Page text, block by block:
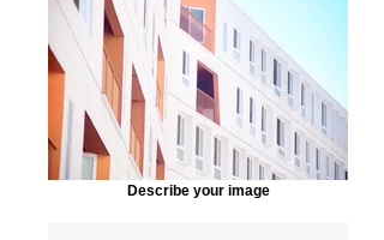
Describe your image